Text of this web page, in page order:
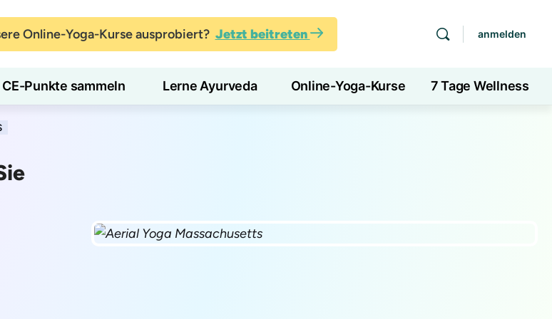
Online-Yoga-Kurse ausprobiert? Jetzt beitreten anmelden
Punkte sammeln Lerne Ayurveda Online-Yoga-Kurse 7 Tage Wellness